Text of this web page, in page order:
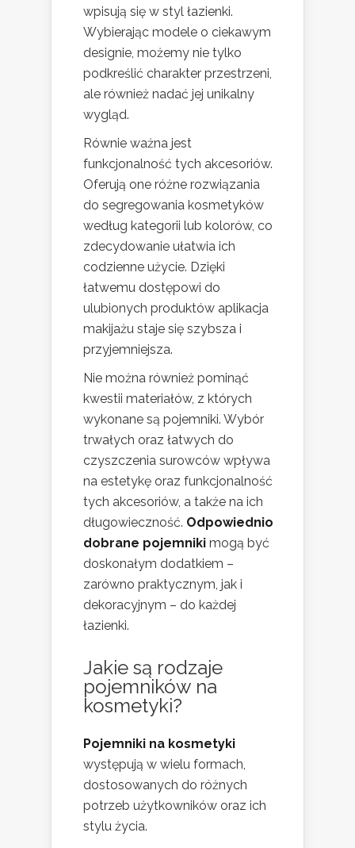
wpisują się w styl łazienki.
Wybierając modele o ciekawym
designie, możemy nie tylko
podkreślić charakter przestrzeni,
ale również nadać jej unikalny
wygląd.
Równie ważna jest
funkcjonalność tych akcesoriów.
Oferują one różne rozwiązania
do segregowania kosmetyków
według kategorii lub kolorów, co
zdecydowanie ułatwia ich
codzienne użycie. Dzięki
łatwemu dostępowi do
ulubionych produktów aplikacja
makijażu staje się szybsza i
przyjemniejsza.
Nie można również pominąć
kwestii materiałów, z których
wykonane są pojemniki. Wybór
trwałych oraz łatwych do
czyszczenia surowców wpływa
na estetykę oraz funkcjonalność
tych akcesoriów, a także na ich
długowieczność. Odpowiednio
dobrane pojemniki mogą być
doskonałym dodatkiem –
zarówno praktycznym, jak i
dekoracyjnym – do każdej
łazienki.
Jakie są rodzaje
pojemników na
kosmetyki?
Pojemniki na kosmetyki
występują w wielu formach,
dostosowanych do różnych
potrzeb użytkowników oraz ich
stylu życia.